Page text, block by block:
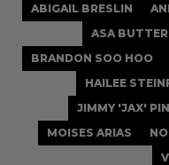
ABIGAIL BRESLIN
ASA
BRANDON SOO HOO
HAILEE
JIMMY 'JAX'
MOISES ARIAS